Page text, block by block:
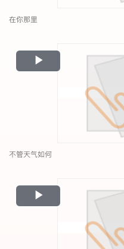
在你那里
Play
Video
不管天气如何
Play
Video